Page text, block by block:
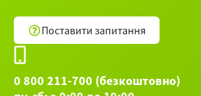
Поставити запитання
0 800 211-700 (безкоштовно)